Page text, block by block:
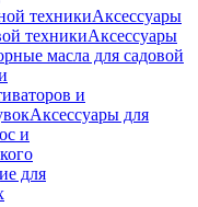
техникиАксессуары
техникиАксессуары
масла для садовой
и
Аксессуары для
и
для